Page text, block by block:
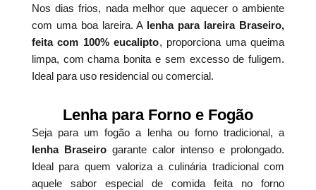
Nos dias frios, nada melhor que aquecer o ambiente
com uma boa lareira. A lenha para lareira Braseiro,
feita com 100% eucalipto, proporciona uma queima
limpa, com chama bonita e sem excesso de fuligem.
Ideal para uso residencial ou comercial.
Lenha para Forno e Fogão
Seja para um fogão a lenha ou forno tradicional, a
lenha Braseirogarante calor intenso e prolongado.
Ideal para quem valoriza a culinária tradicional com
aquele sabor especial de comida feita no forno